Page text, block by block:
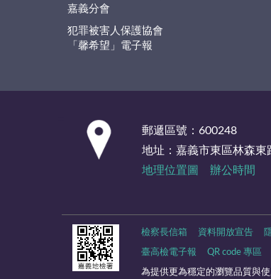
嘉義分會
犯罪被害人保護協會
「馨希望」電子報
郵遞區號：600248
地址：嘉義市東區林森東
地理位置圖
辦公時間
檢察長信箱 資料開放宣告
臺高檢電子報 QR code 專區
為提供更為穩定的瀏覽品質與